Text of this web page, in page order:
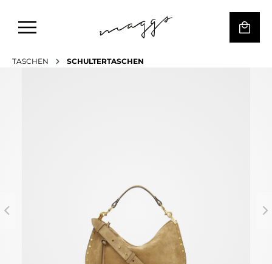
TASCHEN SCHULTERTASCHEN